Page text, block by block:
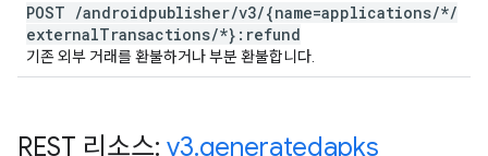
POST /androidpublisher/v3/{name=applications/*/
externalTransactions/*}:refund
기존 외부 거래를 환불하거나 부분 환불합니다.
REST 리소스: v3.generatedapks